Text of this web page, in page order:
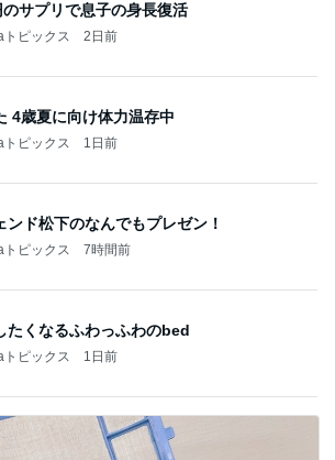
サプリで息子の身長復活
トピックス 2日前
4歳夏に向け体力温存中
トピックス 1日前
ンド松下のなんでもプレゼン！
トピックス 7時間前
たくなるふわっふわのbed
トピックス 1日前